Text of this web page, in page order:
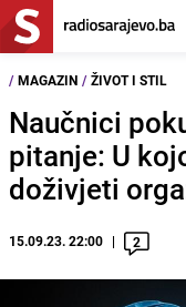
/ MAGAZIN / ŽIVOT I STIL
Naučnici
pitanje: U
doživjeti
15.09.23. 22:00 2